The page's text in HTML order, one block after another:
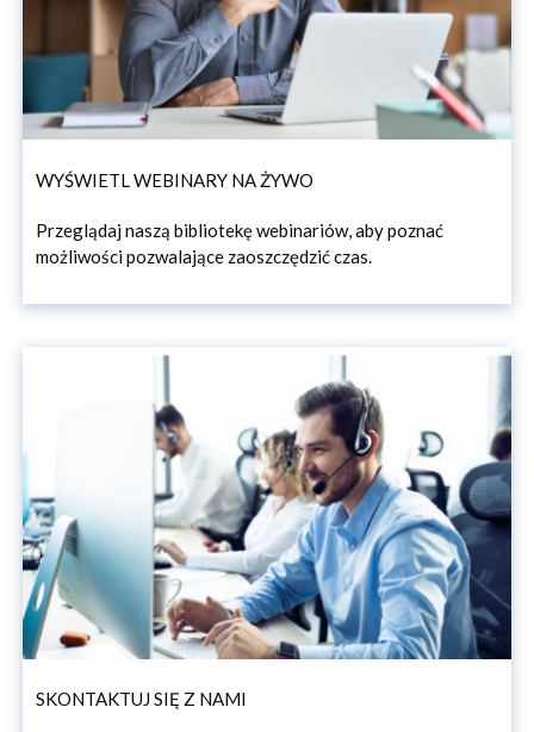
WYŚWIETL WEBINARY NA ŻYWO
Przeglądaj naszą bibliotekę webinariów, aby poznać
możliwości pozwalające zaoszczędzić czas.
SKONTAKTUJ SIĘ Z NAMI